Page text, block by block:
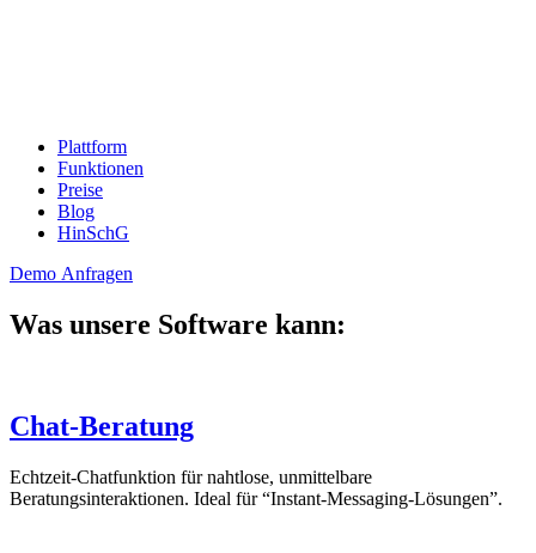
Plattform
Funktionen
Preise
Blog
HinSchG
Demo Anfragen
Was unsere Software kann:
Chat-Beratung
Echtzeit-Chatfunktion für nahtlose, unmittelbare
Beratungsinteraktionen. Ideal für “Instant-Messaging-Lösungen”.